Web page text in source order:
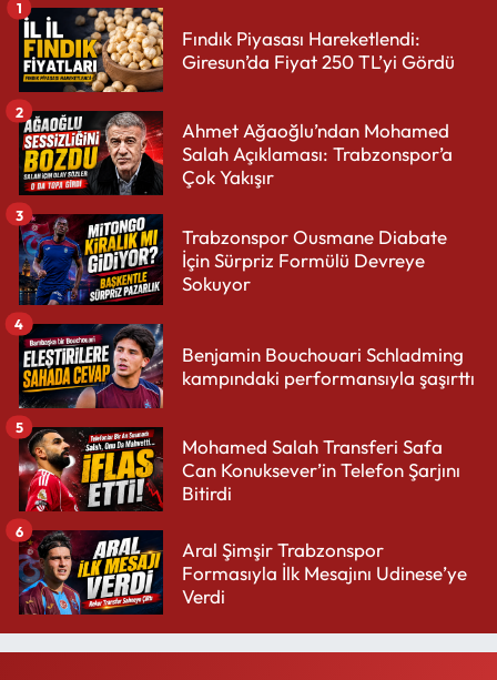
Fındık Piyasası Hareketlendi:
Giresun’da Fiyat 250 TL’yi Gördü
1
Ahmet Ağaoğlu’ndan Mohamed
Salah Açıklaması: Trabzonspor’a
Çok Yakışır
2
Trabzonspor Ousmane Diabate
İçin Sürpriz Formülü Devreye
Sokuyor
3
Benjamin Bouchouari Schladming
kampındaki performansıyla şaşırttı
4
Mohamed Salah Transferi Safa
Can Konuksever’in Telefon Şarjını
Bitirdi
5
Aral Şimşir Trabzonspor
Formasıyla İlk Mesajını Udinese’ye
Verdi
6